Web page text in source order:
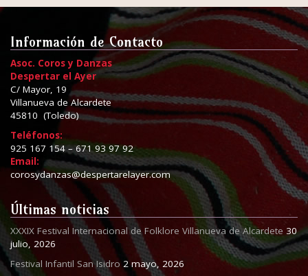
Información de Contacto
Asoc. Coros y Danzas
Despertar el Ayer
C/ Mayor, 19
Villanueva de Alcardete
45810 (Toledo)
Teléfonos:
925 167 154 – 671 93 97 92
Email:
corosydanzas@despertarelayer.com
Últimas noticias
XXXIX Festival Internacional de Folklore Villanueva de Alcardete 30
julio, 2026
Festival Infantil San Isidro 2 mayo, 2026